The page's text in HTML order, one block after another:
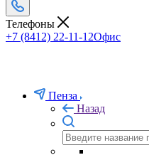
Телефоны
+7 (8412) 22-11-12Офис
Пенза
Назад